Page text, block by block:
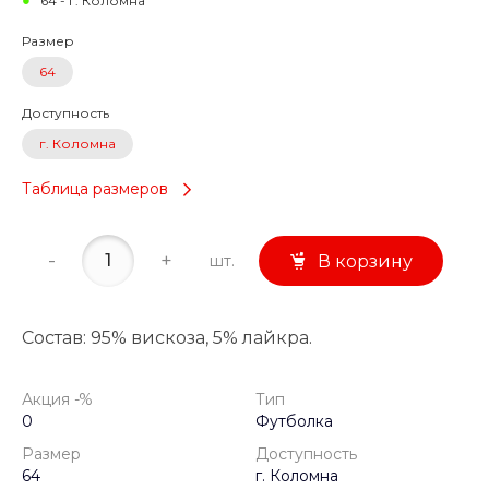
Размер
64
Доступность
г. Коломна
Таблица размеров
- + шт. В корзину
Состав: 95% вискоза, 5% лайкра.
Акция -%
0
Тип
Футболка
Размер
64
Доступность
г. Коломна